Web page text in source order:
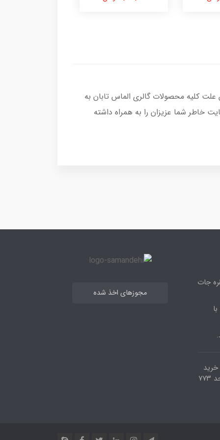
کلیه محصولات گالری الماس تابان به
خاطر شما عزیزان را به همراه داشته
جات
خرید
مجوزهای اخذ شده